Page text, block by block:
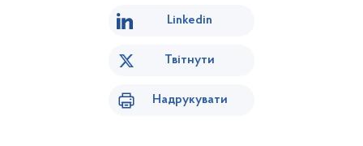
Linkedin
Твітнути
Надрукувати